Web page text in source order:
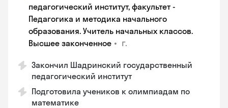
педагогический институт, факультет -
Педагогика и методика начального
образования. Учитель начальных классов.
Высшее законченное • г.
Закончил Шадринский государственный
педагогический институт
Подготовила учеников к олимпиадам по
математике